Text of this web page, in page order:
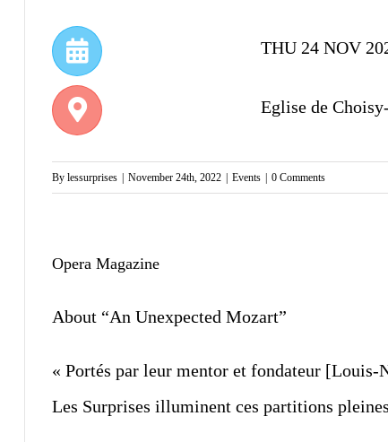
THU 24 NOV
Eglise de
By lessurprises November 24th, 2022 Events 0 Comments
Opera Magazine
About “An Unexpected Mozart”
« Portés par leur mentor et fondateur [Louis-
Les Surprises illuminent ces partitions